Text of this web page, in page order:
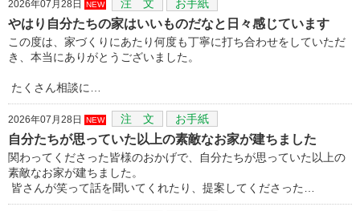
2026年07月28日 NEW 注 文 お手紙
やはり自分たちの家はいいものだなと日々感じています
この度は、家づくりにあたり何度も丁寧に打ち合わせをしていただ
き、本当にありがとうございました。
たくさん相談に…
2026年07月28日 NEW 注 文 お手紙
自分たちが思っていた以上の素敵なお家が建ちました
関わってくださった皆様のおかげで、自分たちが思っていた以上の
素敵なお家が建ちました。
皆さんが笑って話を聞いてくれたり、提案してくださった…